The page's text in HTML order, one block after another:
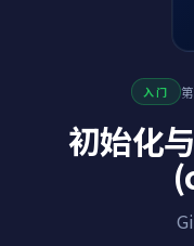
入门
初始化